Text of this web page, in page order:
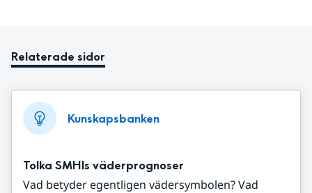
Relaterade sidor
Kunskapsbanken
Tolka SMHIs väderprognoser
Vad betyder egentligen vädersymbolen? Vad